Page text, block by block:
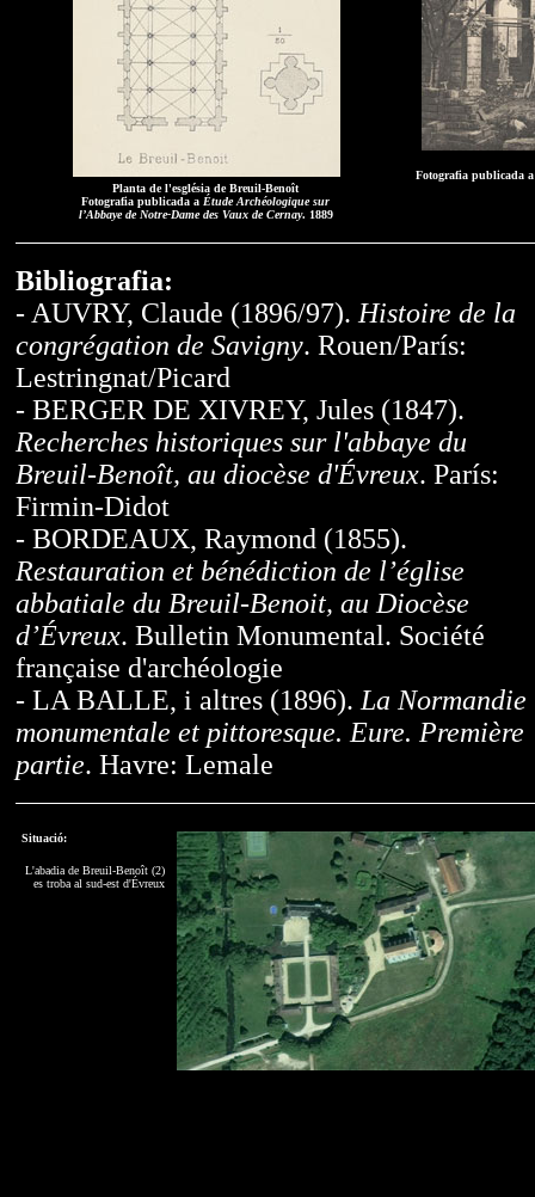
Planta de l'església de Breuil-Benoît
Fotografia publicada a Étude Archéologique sur
l’Abbaye de Notre-Dame des Vaux de Cernay. 1889
Fotografia publicada a
Bibliografia:
- AUVRY, Claude (1896/97). Histoire de la
congrégation de Savigny. Rouen/París:
Lestringnat/Picard
- BERGER DE XIVREY, Jules (1847).
Recherches historiques sur l'abbaye du
Breuil-Benoît, au diocèse d'Évreux. París:
Firmin-Didot
- BORDEAUX, Raymond (1855).
Restauration et bénédiction de l’église
abbatiale du Breuil-Benoit, au Diocèse
d’Évreux. Bulletin Monumental. Société
française d'archéologie
- LA BALLE, i altres (1896). La Normandie
monumentale et pittoresque. Eure. Première
partie. Havre: Lemale
Situació:
L'abadia de Breuil-Benoît (2)
es troba al sud-est d'Évreux